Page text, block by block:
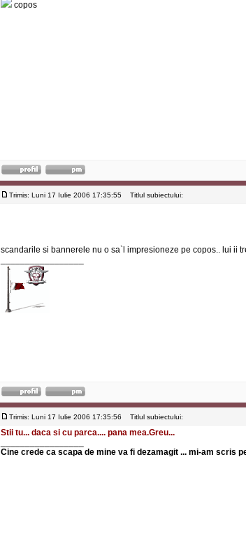
copos
Trimis: Luni 17 Iulie 2006 17:35:55 Titlul subiectului:
scandarile si bannerele nu o sa`l impresioneze pe copos.. lui ii
Trimis: Luni 17 Iulie 2006 17:35:56 Titlul subiectului:
Stii tu... daca si cu parca.... pana mea.Greu...
Cine crede ca scapa de mine va fi dezamagit ... mi-am scris